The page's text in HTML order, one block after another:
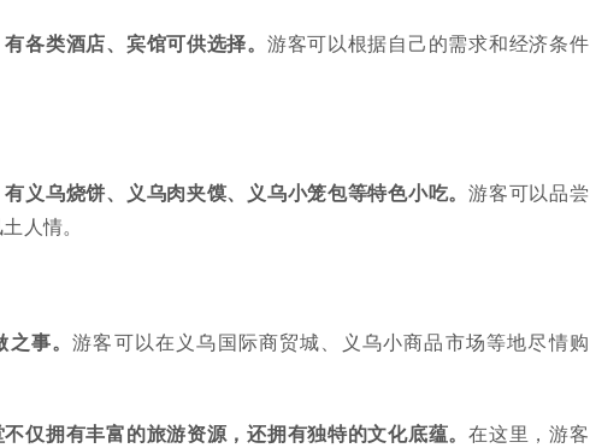
各类酒店、宾馆可供选择。 游客可以根据自己的需求和经济条件
义乌烧饼、义乌肉夹馍、义乌小笼包等特色小吃。游客可以品尝
人情。
之事。游客可以在义乌国际商贸城、义乌小商品市场等地尽情购
仅拥有丰富的旅游资源，还拥有独特的文化底蕴。在这里，游客